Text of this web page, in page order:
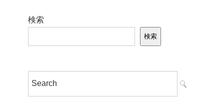
検索
検索